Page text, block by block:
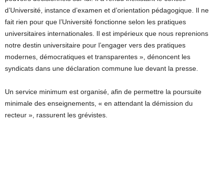
d’Université, instance d’examen et d’orientation pédagogique. Il ne
fait rien pour que l’Université fonctionne selon les pratiques
universitaires internationales. Il est impérieux que nous reprenions
notre destin universitaire pour l’engager vers des pratiques
modernes, démocratiques et transparentes », dénoncent les
syndicats dans une déclaration commune lue devant la presse.
Un service minimum est organisé, afin de permettre la poursuite
minimale des enseignements, « en attendant la démission du
recteur », rassurent les grévistes.